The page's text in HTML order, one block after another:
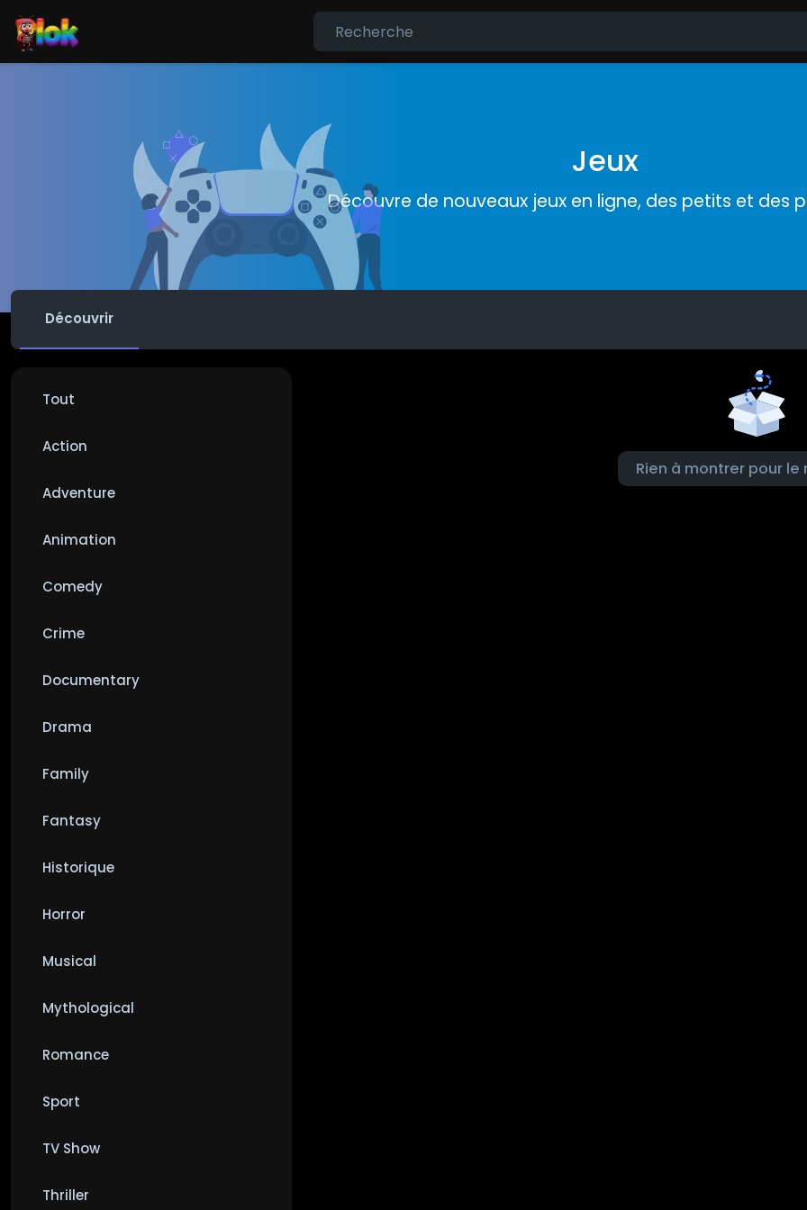
Jeux
Découvre de nouveaux jeux en ligne, des petits et des
Découvrir
Tout
Action
Adventure
Animation
Comedy
Crime
Documentary
Drama
Family
Fantasy
Historique
Horror
Musical
Mythological
Romance
Sport
TV Show
Thriller
Rien à montrer pour